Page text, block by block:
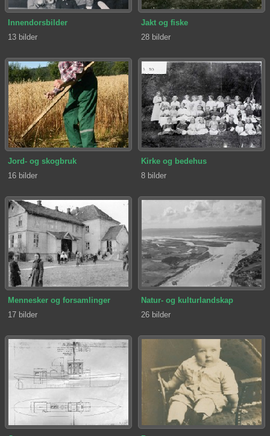
Innendorsbilder
13 bilder
Jakt og fiske
28 bilder
Jord- og skogbruk
16 bilder
Kirke og bedehus
8 bilder
Mennesker og forsamlinger
17 bilder
Natur- og kulturlandskap
26 bilder